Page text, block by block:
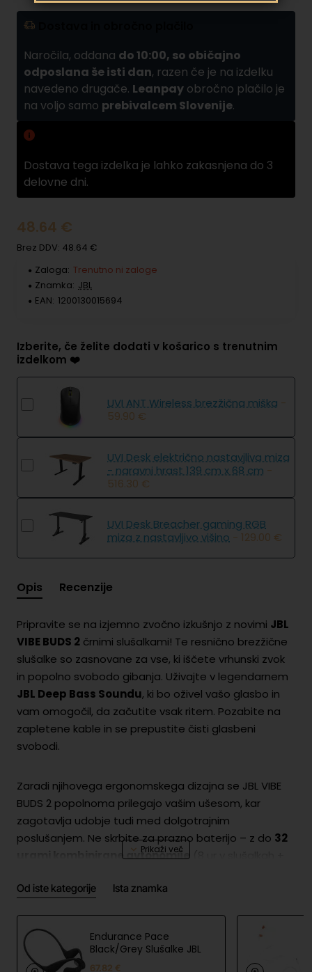
Naročila, oddana do 10:00, so običajno
odposlana še isti dan, razen če je na izdelku
navedeno drugače. Leanpay obročno plačilo je
na voljo samo prebivalcem Slovenije.
Dostava tega izdelka je lahko zakasnjena do 3
delovne dni.
48.64 €
Brez DDV: 48.64 €
Zaloga: Trenutno ni zaloge
Znamka: JBL
EAN: 1200130015694
Izberite, če želite dodati v košarico s trenutnim
izdelkom ❤️
UVI ANT Wireless brezžična miška -
59.90 €
UVI Desk električno nastavjliva miza
- naravni hrast 139 cm x 68 cm -
516.30 €
UVI Desk Breacher gaming RGB
miza z nastavljivo višino - 129.00 €
Opis Recenzije
Pripravite se na izjemno zvočno izkušnjo z novimi JBL
VIBE BUDS 2 črnimi slušalkami! Te resnično brezžične
slušalke so zasnovane za vse, ki iščete vrhunski zvok
in popolno svobodo gibanja. Uživajte v legendarnem
JBL Deep Bass Soundu, ki bo oživel vašo glasbo in
vam omogočil, da začutite vsak ritem. Pozabite na
zapletene kable in se prepustite čisti glasbeni
svobodi.
Zaradi njihovega ergonomskega dizajna se JBL VIBE
BUDS 2 popolnoma prilegajo vašim ušesom, kar
zagotavlja udobje tudi med dolgotrajnim
poslušanjem. Ne skrbite za prazno baterijo – z do 32
urami kombinirane avtonomije
cel dan. So tudi
odporne na prah in pljuske (IP54
Ostanite povezani in se zavedajte okolice z
Od iste kategorije Ista znamka
Endurance Pace
Black/Grey Slušalke JBL
67.82 €